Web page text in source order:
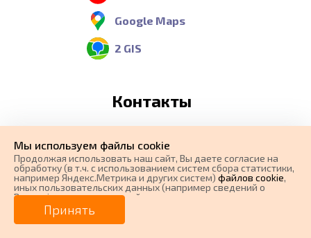
0 ₽
от0₽/мес. Плати частями
Google Maps
2 GIS
Контакты
8 (800) 551-37-36
Бесплатный звонок из
любого региона России
E-mail:
Мы используем файлы cookie
Продолжая использовать наш cайт, Вы даете согласие на
обработку (в т.ч. с использованием систем сбора статистики,
например Яндекс.Метрика и других систем) файлов cookie,
иных пользовательских данных (например сведений о
Вашем ip-адресе, сведений о местоположении, типе
устройства, времени посещения страницы, сведений о
ресурсах сети Интернет, с которых были совершены
переходы на наш сайт, сведения о Ваших действиях на сайте
Принять